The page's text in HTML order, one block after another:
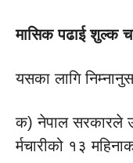
मासिक पढाई शुल्क
यसका लागि
क) नेपाल सरकारले
र्मचारीको १३